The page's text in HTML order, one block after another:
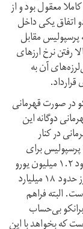
معقول بود و از
اتفاق یکی داخل
مقابل
بالا رفتن نرخ ارزهای
آن به
در صورت قهرمانی
دوگانه این
در کنار
برای
تسویه حساب با سرمربی کروات و دستیارانش باید حدود ۱.۲ میلیون یورو
بپردازد. معادل ریالی این قرارداد با بالا رفتن قیمت ارز حدود ۱۸ میلیارد
البته فراهم
بی‌حساب